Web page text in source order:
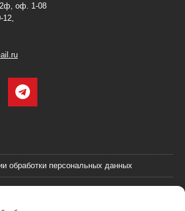
оф. 1-08
обработки персональных данных
персональных данных